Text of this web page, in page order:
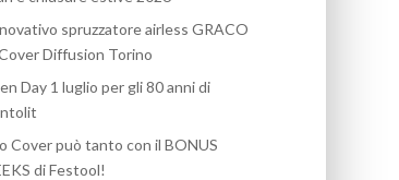
spruzzatore airless GRACO
Diffusion Torino
Day 1 luglio per gli 80 anni di
Cover può tanto con il BONUS
di Festool!